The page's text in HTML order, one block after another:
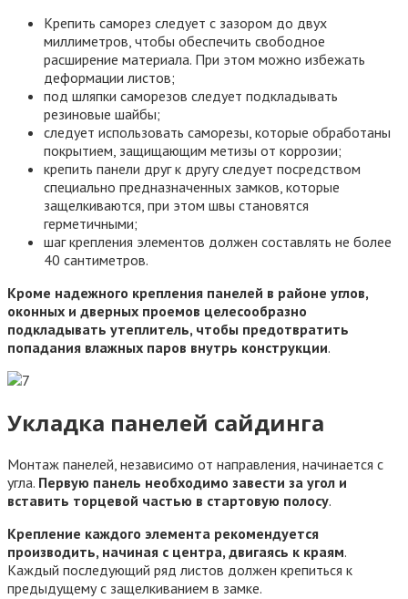
Крепить саморез следует с зазором до двух
миллиметров, чтобы обеспечить свободное
расширение материала. При этом можно избежать
деформации листов;
под шляпки саморезов следует подкладывать
резиновые шайбы;
следует использовать саморезы, которые обработаны
покрытием, защищающим метизы от коррозии;
крепить панели друг к другу следует посредством
специально предназначенных замков, которые
защелкиваются, при этом швы становятся
герметичными;
шаг крепления элементов должен составлять не более
40 сантиметров.
Кроме надежного крепления панелей в районе углов,
оконных и дверных проемов целесообразно
подкладывать утеплитель, чтобы предотвратить
попадания влажных паров внутрь конструкции.
Укладка панелей сайдинга
Монтаж панелей, независимо от направления, начинается с
угла. Первую панель необходимо завести за угол и
вставить торцевой частью в стартовую полосу.
Крепление каждого элемента рекомендуется
производить, начиная с центра, двигаясь к краям.
Каждый последующий ряд листов должен крепиться к
предыдущему с защелкиванием в замке.